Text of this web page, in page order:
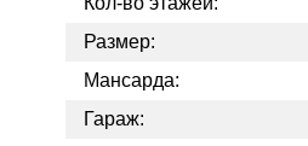
Размер:
Мансарда:
Гараж: